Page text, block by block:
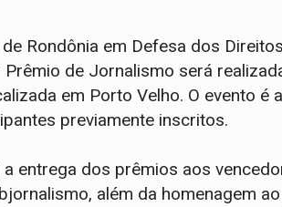
Rondônia em Defesa dos
Prêmio de Jornalismo será
em Porto Velho. O evento é
previamente inscritos.
entrega dos prêmios aos
além da homenagem